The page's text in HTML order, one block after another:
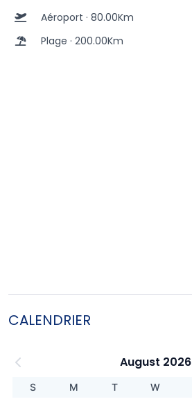
Aéroport · 80.00Km
Plage · 200.00Km
CALENDRIER
August 2026
S M T W